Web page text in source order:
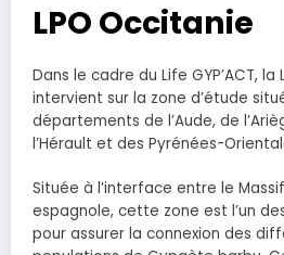
LPO Occitanie
Dans le cadre du Life GYP’ACT, la
intervient sur la zone d’étude
départements de l’Aude, de
l’Hérault et des Pyrénées-
Située à l’interface entre le
espagnole, cette zone est l’un
pour assurer la connexion des